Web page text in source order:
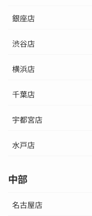
銀座店
渋谷店
横浜店
千葉店
宇都宮店
水戸店
中部
名古屋店